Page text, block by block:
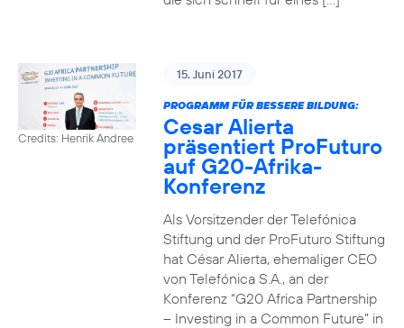
Credits: Henrik Andree
15. Juni 2017
PROGRAMM FÜR BESSERE BILDUNG:
Cesar Alierta
präsentiert ProFuturo
auf G20-Afrika-
Konferenz
Als Vorsitzender der Telefónica
Stiftung und der ProFuturo Stiftung
hat César Alierta, ehemaliger CEO
von Telefónica S.A., an der
Konferenz “G20 Africa Partnership
– Investing in a Common Future” in